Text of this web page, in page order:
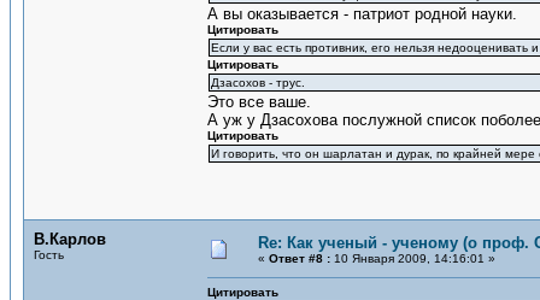
А вы оказывается - патриот родной науки.
Цитировать
Если у вас есть противник, его нельзя недооценивать
Цитировать
Дзасохов - трус.
Это все ваше.
А уж у Дзасохова послужной список
Цитировать
И говорить, что он шарлатан и дурак, по крайней
В.Карлов
Гость
Re: Как ученый - ученому (о проф.
« Ответ #8 : 10 Января 2009, 14:16:01 »
Цитировать